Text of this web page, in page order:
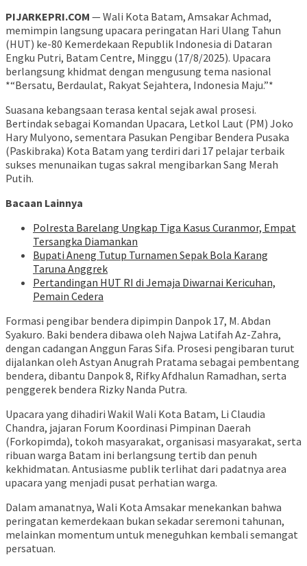
PIJARKEPRI.COM — Wali Kota Batam, Amsakar Achmad,
memimpin langsung upacara peringatan Hari Ulang Tahun
(HUT) ke-80 Kemerdekaan Republik Indonesia di Dataran
Engku Putri, Batam Centre, Minggu (17/8/2025). Upacara
berlangsung khidmat dengan mengusung tema nasional
*“Bersatu, Berdaulat, Rakyat Sejahtera, Indonesia Maju.”*
Suasana kebangsaan terasa kental sejak awal prosesi.
Bertindak sebagai Komandan Upacara, Letkol Laut (PM) Joko
Hary Mulyono, sementara Pasukan Pengibar Bendera Pusaka
(Paskibraka) Kota Batam yang terdiri dari 17 pelajar terbaik
sukses menunaikan tugas sakral mengibarkan Sang Merah
Putih.
Bacaan Lainnya
Polresta Barelang Ungkap Tiga Kasus Curanmor, Empat
Tersangka Diamankan
Bupati Aneng Tutup Turnamen Sepak Bola Karang
Taruna Anggrek
Pertandingan HUT RI di Jemaja Diwarnai Kericuhan,
Pemain Cedera
Formasi pengibar bendera dipimpin Danpok 17, M. Abdan
Syakuro. Baki bendera dibawa oleh Najwa Latifah Az-Zahra,
dengan cadangan Anggun Faras Sifa. Prosesi pengibaran turut
dijalankan oleh Astyan Anugrah Pratama sebagai pembentang
bendera, dibantu Danpok 8, Rifky Afdhalun Ramadhan, serta
penggerek bendera Rizky Nanda Putra.
Upacara yang dihadiri Wakil Wali Kota Batam, Li Claudia
Chandra, jajaran Forum Koordinasi Pimpinan Daerah
(Forkopimda), tokoh masyarakat, organisasi masyarakat, serta
ribuan warga Batam ini berlangsung tertib dan penuh
kekhidmatan. Antusiasme publik terlihat dari padatnya area
upacara yang menjadi pusat perhatian warga.
Dalam amanatnya, Wali Kota Amsakar menekankan bahwa
peringatan kemerdekaan bukan sekadar seremoni tahunan,
melainkan momentum untuk meneguhkan kembali semangat
persatuan.